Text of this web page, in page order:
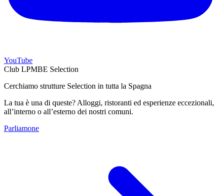
YouTube
Club LPMBE Selection
Cerchiamo strutture Selection in tutta la Spagna
La tua è una di queste? Alloggi, ristoranti ed esperienze eccezionali,
all’interno o all’esterno dei nostri comuni.
Parliamone